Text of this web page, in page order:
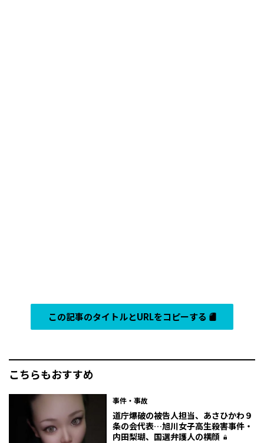
この記事のタイトルとURLをコピーする
こちらもおすすめ
事件・事故
道庁爆破の被告人担当、あさひかわ９
条の会代表…旭川女子高生殺害事件・
内田梨瑚、国選弁護人の横顔